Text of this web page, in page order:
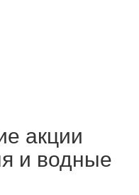
акции
и водные